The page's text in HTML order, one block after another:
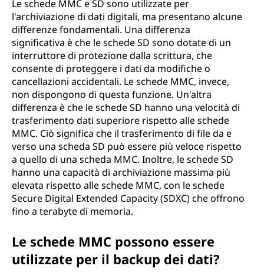
Le schede MMC e SD sono utilizzate per
l'archiviazione di dati digitali, ma presentano alcune
differenze fondamentali. Una differenza
significativa è che le schede SD sono dotate di un
interruttore di protezione dalla scrittura, che
consente di proteggere i dati da modifiche o
cancellazioni accidentali. Le schede MMC, invece,
non dispongono di questa funzione. Un'altra
differenza è che le schede SD hanno una velocità di
trasferimento dati superiore rispetto alle schede
MMC. Ciò significa che il trasferimento di file da e
verso una scheda SD può essere più veloce rispetto
a quello di una scheda MMC. Inoltre, le schede SD
hanno una capacità di archiviazione massima più
elevata rispetto alle schede MMC, con le schede
Secure Digital Extended Capacity (SDXC) che offrono
fino a terabyte di memoria.
Le schede MMC possono essere
utilizzate per il backup dei dati?